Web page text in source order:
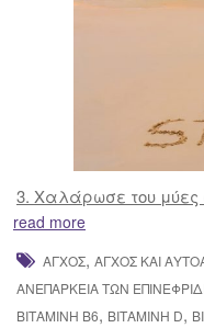
3. Χαλάρωσε του μύες
read more
ΆΓΧΟΣ, ΆΓΧΟΣ ΚΑΙ
ΑΝΕΠΆΡΚΕΙΑ ΤΩΝ
ΒΙΤΑΜΊΝΗ B6, ΒΙΤΑΜΊΝΗ D,